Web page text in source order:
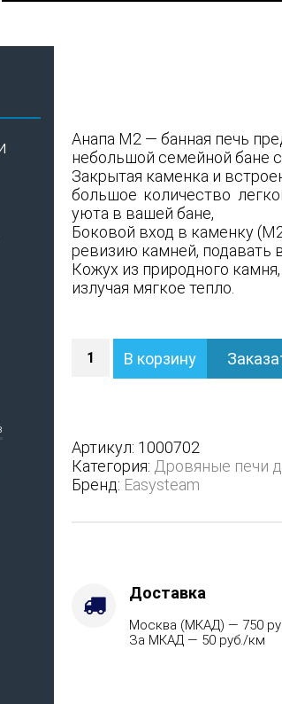
Анапа М2 — банная печь
небольшой семейной бане
Закрытая каменка и
большое количество
уюта в вашей бане,
Боковой вход в каменку
ревизию камней, подавать
Кожух из природного
излучая мягкое тепло.
Печь
Анапа
трехстороннем
кожухе
-
Защита
Варианты
кожуха
Талькохлорит,
В корзину
Артикул: 1000702
Категория: Дровяные печи
Бренд: Easysteam
Доставка
Москва (МКАД) — 750
За МКАД — 50 руб./км